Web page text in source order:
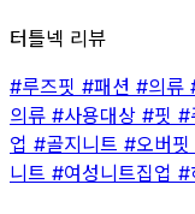
터틀넥 리뷰
#루즈핏 #패션 #의류
의류 #사용대상 #핏 #
업 #골지니트 #오버핏
니트 #여성니트집업 #